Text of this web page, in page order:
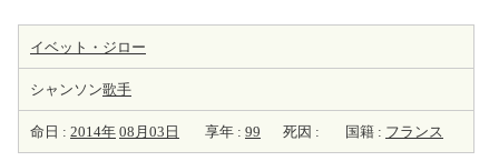
イベット・ジロー
シャンソン歌手
命日 : 2014年 08月03日 享年 : 99 死因 : 国籍 : フランス